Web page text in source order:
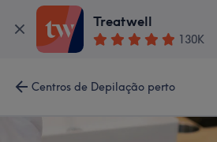
Treatwell
130K
Centros de Depilação perto